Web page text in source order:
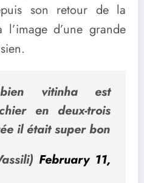
son retour de la
d’une grande
vitinha est
en deux-trois
il était super bon
February 11,